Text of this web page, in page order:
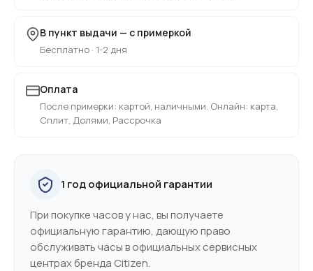
В пункт выдачи — с примеркой
Бесплатно · 1-2 дня
Оплата
После примерки: картой, наличными. Онлайн: карта,
Сплит, Долями, Рассрочка
1 год официальной гарантии
При покупке часов у нас, вы получаете
официальную гарантию, дающую право
обслуживать часы в официальных сервисных
центрах бренда Citizen.